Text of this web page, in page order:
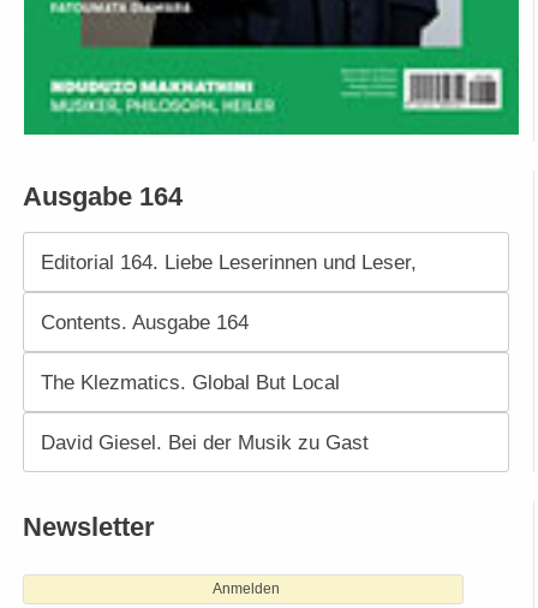
Ausgabe 164
Editorial 164. Liebe Leserinnen und Leser,
Contents. Ausgabe 164
The Klezmatics. Global But Local
David Giesel. Bei der Musik zu Gast
Newsletter
Anmelden